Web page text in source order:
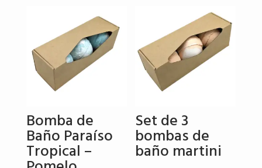
6,50 €.5,50 €.
Bomba de
Baño Paraíso
Tropical –
Set de 3
bombas de
baño martini